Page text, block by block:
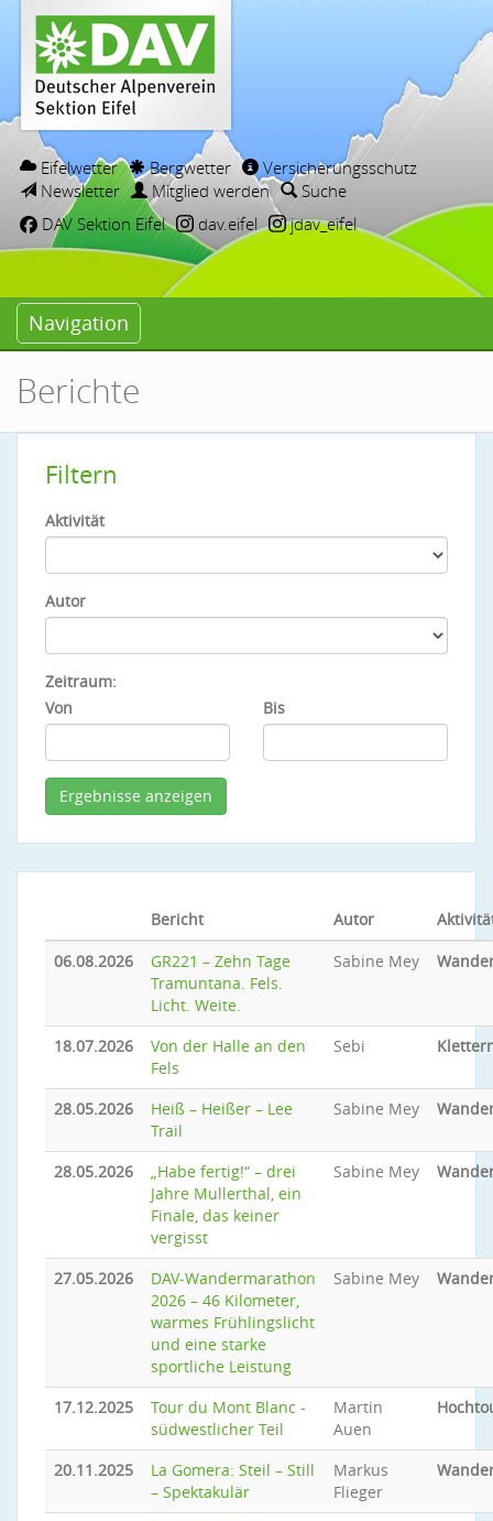
Eifelwetter Bergwetter
Versicherungsschutz
Newsletter
Mitglied werden
Suche
DAV Sektion Eifel
dav.eifel jdav_eifel
Navigation
Berichte
Filtern
Aktivität
Autor
Zeitraum:
Von
Bis
Bericht Autor
06.08.2026
GR221 – Zehn Tage
Tramuntana. Fels.
Licht. Weite.
Sabine Mey
18.07.2026
Von der Halle an den
Fels
Sebi
28.05.2026
Heiß – Heißer – Lee
Trail
Sabine Mey
28.05.2026
„Habe fertig!“ – drei
Jahre Mullerthal, ein
Finale, das keiner
vergisst
Sabine Mey
27.05.2026
DAV‑Wandermarathon
2026 – 46 Kilometer,
warmes Frühlingslicht
und eine starke
sportliche Leistung
Sabine Mey
17.12.2025
Tour du Mont Blanc -
südwestlicher Teil
Martin
Auen
20.11.2025
La Gomera: Steil – Still
– Spektakulär
Markus
Flieger